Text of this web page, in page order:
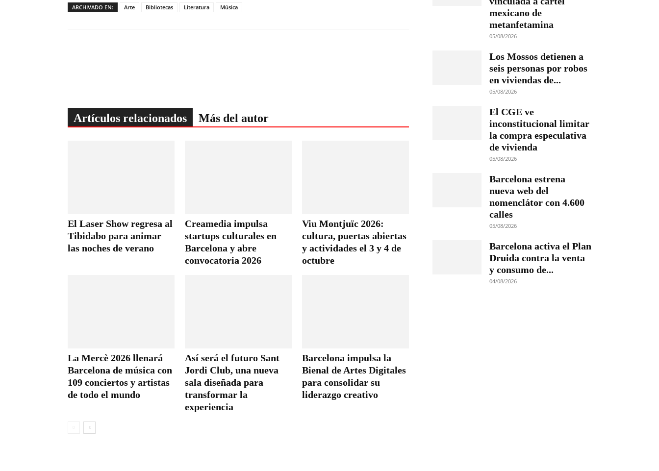
ARCHIVADO EN: Arte Bibliotecas Literatura Música
Artículos relacionados Más del autor
El Laser Show regresa al
Tibidabo para animar
las noches de verano
Creamedia impulsa
startups culturales en
Barcelona y abre
convocatoria 2026
Viu Montjuïc 2026:
cultura, puertas abiertas
y actividades el 3 y 4 de
octubre
La Mercè 2026 llenará
Barcelona de música con
109 conciertos y artistas
de todo el mundo
Así será el futuro Sant
Jordi Club, una nueva
sala diseñada para
transformar la
experiencia
Barcelona impulsa la
Bienal de Artes Digitales
para consolidar su
liderazgo creativo
mexicano de
metanfetamina
05/08/2026
Los Mossos detienen a
seis personas por robos
en viviendas de...
05/08/2026
El CGE ve
inconstitucional limitar
la compra especulativa
de vivienda
05/08/2026
Barcelona estrena
nueva web del
nomenclátor con 4.600
calles
05/08/2026
Barcelona activa el Plan
Druida contra la venta
y consumo de...
04/08/2026